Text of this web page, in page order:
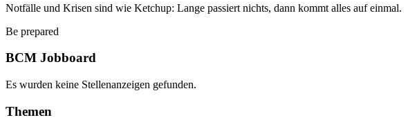
Notfälle und Krisen sind wie Ketchup: Lange passiert nichts, dann kommt alles auf einmal.
Be prepared
BCM Jobboard
Es wurden keine Stellenanzeigen gefunden.
Themen